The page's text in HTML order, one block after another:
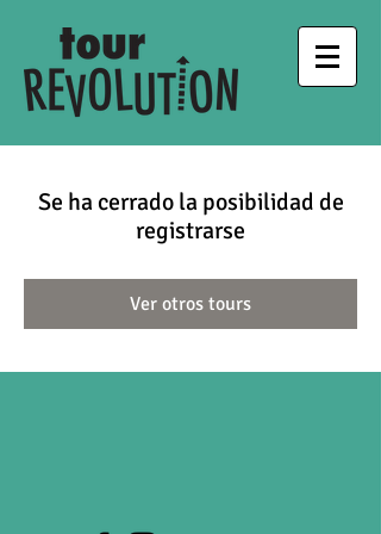
Se ha cerrado la posibilidad de
registrarse
Ver otros tours